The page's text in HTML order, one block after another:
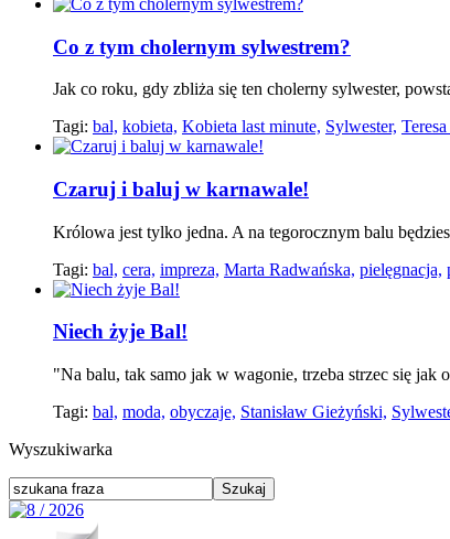
Co z tym cholernym sylwestrem?
Jak co roku, gdy zbliża się ten cholerny sylwester,
Tagi: bal, kobieta, Kobieta last minute, Sylwester,
Czaruj i baluj w karnawale!
Królowa jest tylko jedna. A na tegorocznym balu
Tagi: bal, cera, impreza, Marta Radwańska, pielęgnacja,
Niech żyje Bal!
"Na balu, tak samo jak w wagonie, trzeba strzec się
Tagi: bal, moda, obyczaje, Stanisław Gieżyński,
Wyszukiwarka